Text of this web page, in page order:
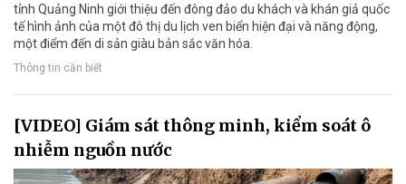
tỉnh Quảng Ninh giới thiệu đến đông đảo du khách và khán giả quốc
tế hình ảnh của một đô thị du lịch ven biển hiện đại và năng động,
một điểm đến di sản giàu bản sắc văn hóa.
Thông tin cần biết
[VIDEO] Giám sát thông minh, kiểm soát ô
nhiễm nguồn nước